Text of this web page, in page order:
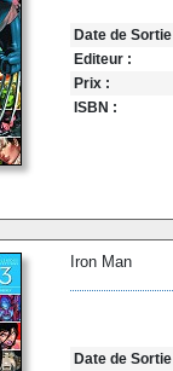
Date de
Editeur :
Prix :
ISBN :
Iron Man
Date de